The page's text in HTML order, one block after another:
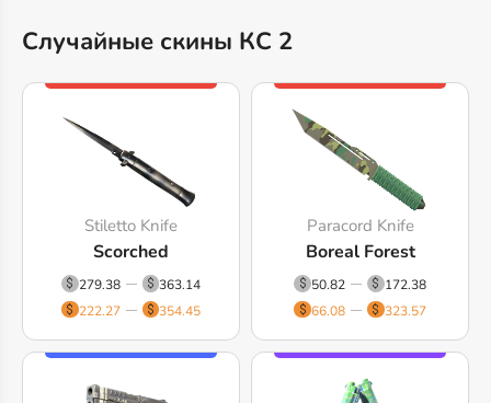
Случайные скины КС 2
Stiletto Knife
Scorched
279.38
363.14
222.27
354.45
Paracord Knife
Boreal Forest
50.82
172.38
66.08
323.57